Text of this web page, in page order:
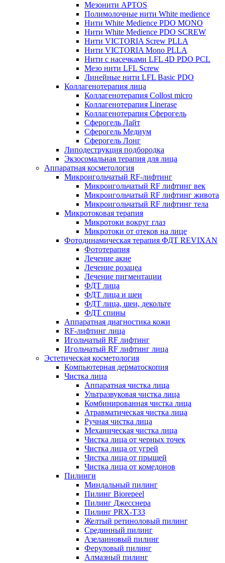
Мезонити APTOS
Полимолочные нити White medience
Нити White Medience PDO MONO
Нити White Medience PDO SCREW
Нити VICTORIA Screw PLLA
Нити VICTORIA Mono PLLA
Нити с насечками LFL 4D PDO PCL
Мезо нити LFL Screw
Линейные нити LFL Basic PDO
Коллагенотерапия лица
Коллагенотерапия Collost micro
Коллагенотерапия Linerase
Коллагенотерапия Сферогель
Сферогель Лайт
Сферогель Медиум
Сферогель Лонг
Липодеструкция подбородка
Экзосомальная терапия для лица
Аппаратная косметология
Микроигольчатый RF-лифтинг
Микроигольчатый RF лифтинг век
Микроигольчатый RF лифтинг живота
Микроигольчатый RF лифтинг тела
Микротоковая терапия
Микротоки вокруг глаз
Микротоки от отеков на лице
Фотодинамическая терапия ФДТ REVIXAN
Фототерапия
Лечение акне
Лечение розацеа
Лечение пигментации
ФДТ лица
ФДТ лица и шеи
ФДТ лица, шеи, декольте
ФДТ спины
Аппаратная диагностика кожи
RF-лифтинг лица
Игольчатый RF лифтинг
Игольчатый RF лифтинг лица
Эстетическая косметология
Компьютерная дерматоскопия
Чистка лица
Аппаратная чистка лица
Ультразвуковая чистка лица
Комбинированная чистка лица
Атравматическая чистка лица
Ручная чистка лица
Механическая чистка лица
Чистка лица от черных точек
Чистка лица от угрей
Чистка лица от прыщей
Чистка лица от комедонов
Пилинги
Миндальный пилинг
Пилинг Biorepeel
Пилинг Джесснера
Пилинг PRX-T33
Желтый ретиноловый пилинг
Срединный пилинг
Азелаиновый пилинг
Феруловый пилинг
Алмазный пилинг